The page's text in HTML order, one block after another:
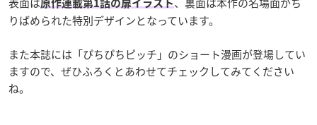
原作連載第1話の扉イラスト
りばめられた特別デザインとなっています。
また本誌には「ぴちぴちピッチ」のショート漫画が登場してい
ますので、ぜひふろくとあわせてチェックしてみてください
ね。